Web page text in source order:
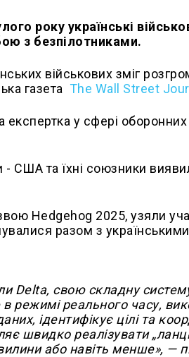
року українські
з безпілотниками.
військових зміг
газета The Wall Street
експертка у сфері
- США та їхні союзники
Hedgehog 2025, узяли
разом з
Delta, свою складну
режимі реального часу,
ідентифікує цілі та
швидко реалізувати
або навіть менше», —